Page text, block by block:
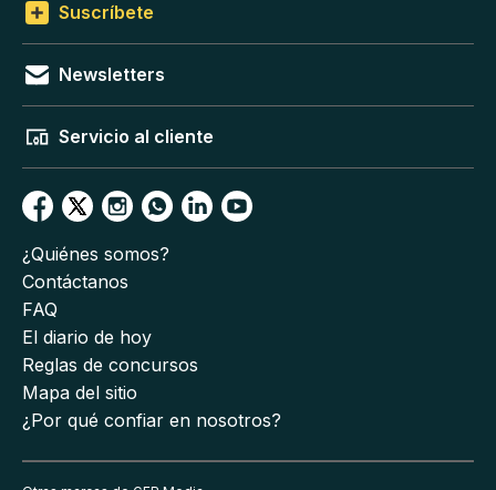
Suscríbete
Newsletters
Servicio al cliente
¿Quiénes somos?
Contáctanos
FAQ
El diario de hoy
Reglas de concursos
Mapa del sitio
¿Por qué confiar en nosotros?